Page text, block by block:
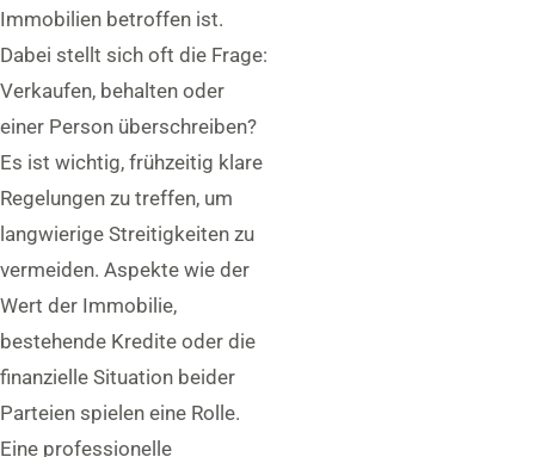
Immobilien betroffen ist.
Dabei stellt sich oft die Frage:
Verkaufen, behalten oder
einer Person überschreiben?
Es ist wichtig, frühzeitig klare
Regelungen zu treffen, um
langwierige Streitigkeiten zu
vermeiden. Aspekte wie der
Wert der Immobilie,
bestehende Kredite oder die
finanzielle Situation beider
Parteien spielen eine Rolle.
Eine professionelle